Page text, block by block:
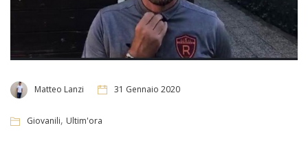
Matteo Lanzi 31 Gennaio 2020
Giovanili, Ultim'ora